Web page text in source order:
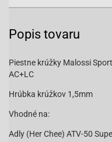
Popis tovaru
Piestne krúžky Malossi
AC+LC
Hrúbka krúžkov 1,5mm
Vhodné na:
Adly (Her Chee) ATV-50